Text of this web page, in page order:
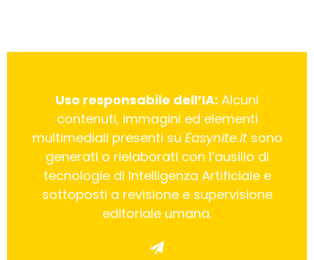
Uso responsabile dell’IA: Alcuni
contenuti, immagini ed elementi
multimediali presenti su Easynite.itsono
generati o rielaborati con l’ausilio di
tecnologie di Intelligenza Artificiale e
sottoposti a revisione e supervisione
editoriale umana.